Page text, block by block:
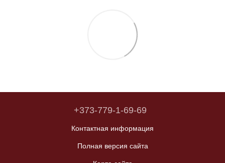
+373-779-1-69-69
Контактная информация
Полная версия сайта